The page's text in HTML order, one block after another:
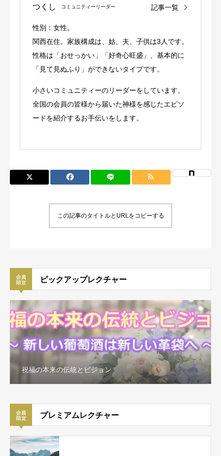
つくし コミュニティーリーダー 記事一覧
性別：女性。
関西在住。家族構成は、姑、夫、子供は3人です。
性格は「おせっかい」「好奇心旺盛」、基本的に
「見て見ぬふり」ができないタイプです。
小さいコミュニティーのリーダーをしています。
全国の会員の皆様から届いた神様を感じたエピソ
ードを紹介するお手伝いをします。
この記事のタイトルとURLをコピーする
ピックアップレクチャー
祝福の本来の伝統とビジョン
プレミアムレクチャー